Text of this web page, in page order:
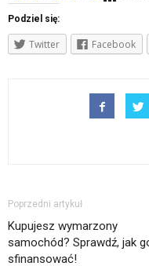
Podziel się:
Twitter Facebook
Poprzedni artykuł
Kupujesz wymarzony
samochód? Sprawdź, jak
sfinansować!